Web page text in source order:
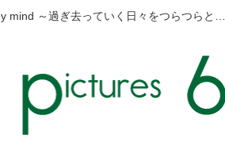
mind ～過ぎ去っていく日々をつらつらと…